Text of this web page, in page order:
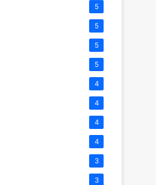
5
5
5
5
4
4
4
4
3
3